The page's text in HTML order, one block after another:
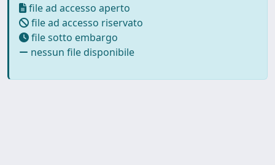
file ad accesso aperto
file ad accesso riservato
file sotto embargo
nessun file disponibile